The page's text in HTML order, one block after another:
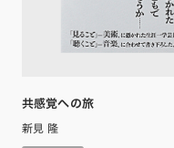
共感覚への旅
新見 隆